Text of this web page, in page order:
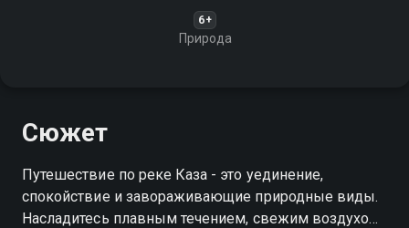
6+
Природа
Сюжет
Путешествие по реке Каза - это уединение,
спокойствие и завораживающие природные виды.
Насладитесь плавным течением, свежим воздухом